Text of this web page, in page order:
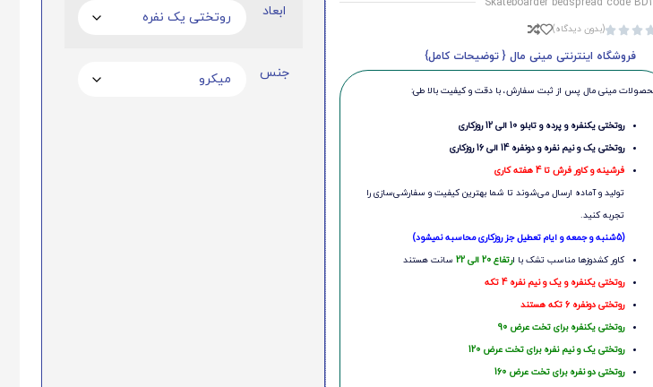


(بدون دیدگاه)
فروشگاه اینترنتی مینی مال { توضیحات کامل}
مینی‌ مال پس از ثبت سفارش، با دقت و کیفیت بالا طی:
روتختی یکنفره و پرده و تابلو 10 الی 12 روزکاری
روتختی یک و نیم نفره و دونفره 14 الی 16 روزکاری
فرشینه و کاور فرش تا 4 هفته کاری
تولید و آماده ارسال می‌شوند تا شما بهترین کیفیت و سفارشی‌سازی را
تجربه کنید.
(5شنبه و جمعه و ایام تعطیل جز روزکاری محاسبه نمیشود)
کاور کشدوزها مناسب تشک با ارتفاع 20 الی 22
سانت هستند
روتختی یکنفره و یک و نیم نفره 4 تکه
روتختی دونفره 6 تکه هستند
روتختی یکنفره برای تخت عرض 90
روتختی یک و نیم نفره برای تخت عرض 120
روتختی دو نفره برای تخت عرض 160
ابعاد
جنس